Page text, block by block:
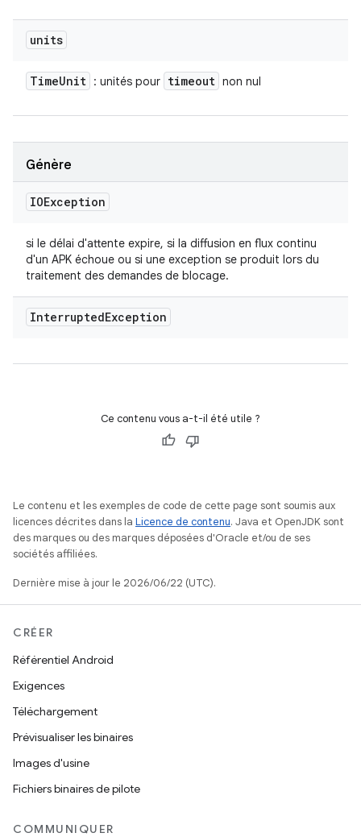
units
TimeUnit : unités pour timeout non nul
Génère
IOException
si le délai d'attente expire, si la diffusion en flux continu
d'un APK échoue ou si une exception se produit lors du
traitement des demandes de blocage.
InterruptedException
Ce contenu vous a-t-il été utile ?
Le contenu et les exemples de code de cette page sont soumis aux
licences décrites dans la Licence de contenu. Java et OpenJDK sont
des marques ou des marques déposées d'Oracle et/ou de ses
sociétés affiliées.
Dernière mise à jour le 2026/06/22 (UTC).
CRÉER
Référentiel Android
Exigences
Téléchargement
Prévisualiser les binaires
Images d'usine
Fichiers binaires de pilote
COMMUNIQUER